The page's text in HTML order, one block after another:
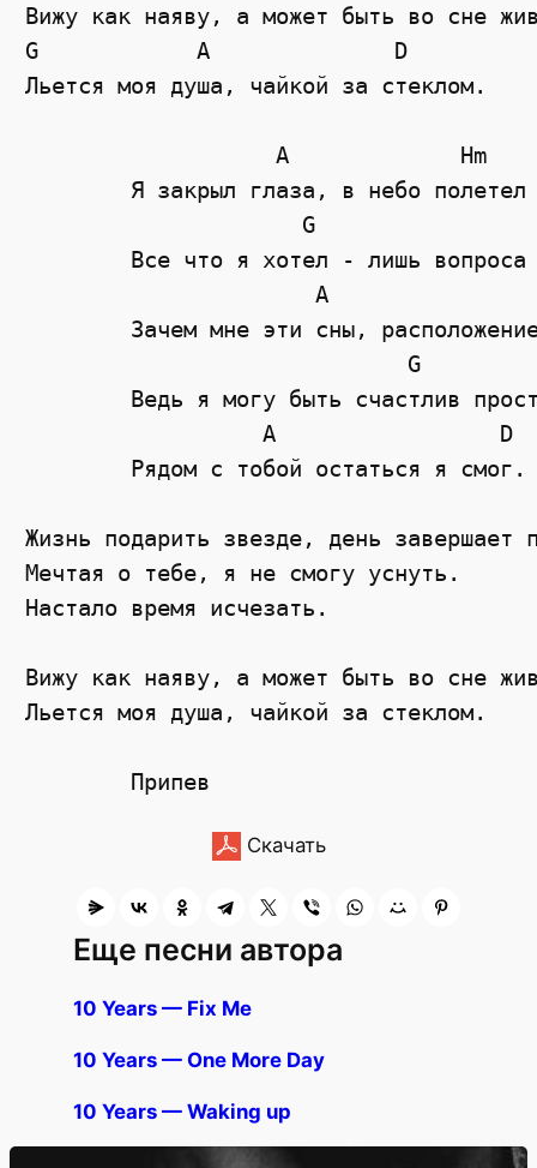
Вижу как наяву, а может быть во сне
G            A              D
Льется моя душа, чайкой за стеклом.
Жизнь подарить звезде, день
Мечтая о тебе, я не смогу уснуть.
Настало время исчезать.
Вижу как наяву, а может быть во сне
Льется моя душа, чайкой за стеклом.
Скачать
Еще песни автора
10 Years — Fix Me
10 Years — One More Day
10 Years — Waking up